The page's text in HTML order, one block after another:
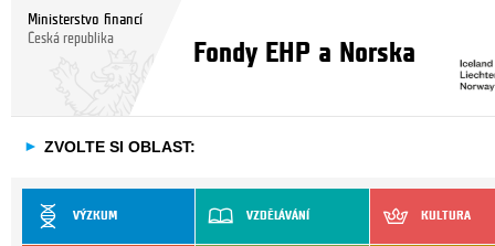
Ministerstvo financí
Česká republika
Fondy EHP a Norska
► ZVOLTE SI OBLAST:
VÝZKUM VZDĚLÁVÁNÍ KULTURA